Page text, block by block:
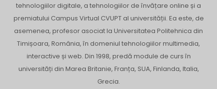
tehnologiilor digitale, a tehnologiilor de învățare online și a
premiatului Campus Virtual CVUPT al universității. Ea este, de
asemenea, profesor asociat la Universitatea Politehnica din
Timișoara, România, în domeniul tehnologiilor multimedia,
interactive și web. Din 1998, predă module de curs în
universități din Marea Britanie, Franța, SUA, Finlanda, Italia,
Grecia.